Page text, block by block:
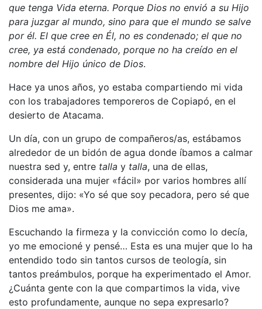
que tenga Vida eterna. Porque Dios no envió a su Hijo
para juzgar al mundo, sino para que el mundo se salve
por él. El que cree en Él, no es condenado; el que no
cree, ya está condenado, porque no ha creído en el
nombre del Hijo único de Dios.
Hace ya unos años, yo estaba compartiendo mi vida
con los trabajadores temporeros de Copiapó, en el
desierto de Atacama.
Un día, con un grupo de compañeros/as, estábamos
alrededor de un bidón de agua donde íbamos a calmar
nuestra sed y, entre talla y talla, una de ellas,
considerada una mujer «fácil» por varios hombres allí
presentes, dijo: «Yo sé que soy pecadora, pero sé que
Dios me ama».
Escuchando la firmeza y la convicción como lo decía,
yo me emocioné y pensé… Esta es una mujer que lo ha
entendido todo sin tantos cursos de teología, sin
tantos preámbulos, porque ha experimentado el Amor.
¿Cuánta gente con la que compartimos la vida, vive
esto profundamente, aunque no sepa expresarlo?